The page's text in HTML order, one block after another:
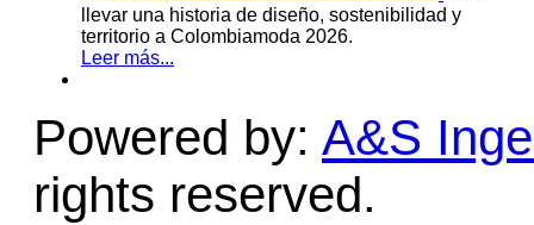
llevar una historia de diseño, sostenibilidad y
territorio a Colombiamoda 2026.
Leer más...
Powered by: A&S
rights reserved.